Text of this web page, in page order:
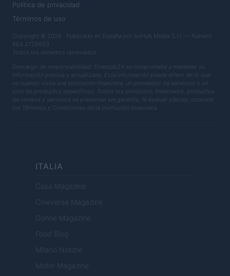
Política de privacidad
Términos de uso
Copyright © 2026 · Publicado en España por AdHub Media S.r.l. — Número
REA 2729933
Todos los derechos reservados
Descargo de responsabilidad: Finanzas24 se compromete a mantener su
información precisa y actualizada. Esta información puede diferir de lo que
ve cuando visita una institución financiera, un proveedor de servicios o un
sitio de productos específicos. Todos los productos financieros, productos
de compra y servicios se presentan sin garantía. Al evaluar ofertas, consulte
los Términos y Condiciones de la institución financiera.
ITALIA
Casa Magazine
Cineverse Magazine
Donne Magazine
Food Blog
Milano Notizie
Motor Magazine